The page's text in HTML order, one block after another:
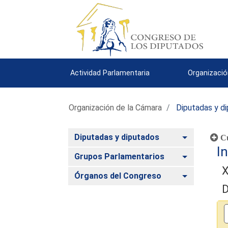
Actividad Parlamentaria
Organización de la Cámara Diputadas y
Diputadas y diputados Alternar
Grupos Parlamentarios Alternar
Órganos del Congreso Alternar